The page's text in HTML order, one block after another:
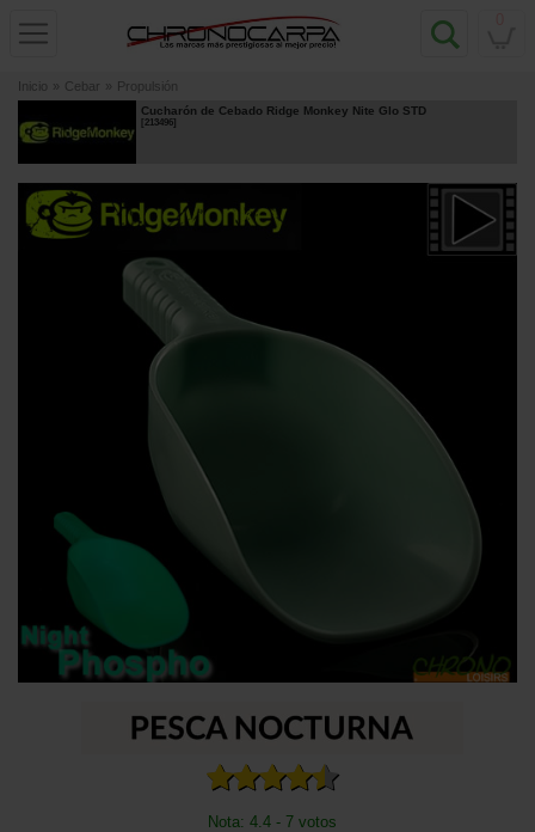
Inicio » Cebar » Propulsión
Cucharón de Cebado Ridge Monkey Nite Glo STD
[213496]
Nota: 4.4 - 7 votos